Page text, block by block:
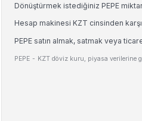
Dönüştürmek istediğiniz PEPE
Hesap makinesi KZT cinsinden
PEPE satın almak, satmak veya
PEPE - KZT döviz kuru, piyasa verilerine